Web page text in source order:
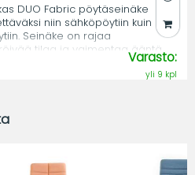
DUO Fabric pöytäseinäke
niin sähköpöytiin kuin
Seinäke on rajaa
tilaa ja vaimentaa ääntä.
Varasto:
yli 9 kpl